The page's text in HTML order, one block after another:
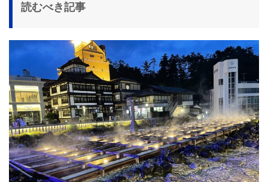
読むべき記事